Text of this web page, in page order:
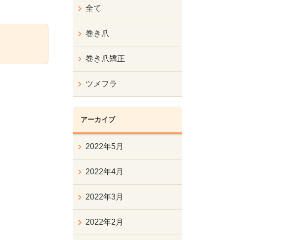
全て
巻き爪
巻き爪矯正
ツメフラ
アーカイブ
2022年5月
2022年4月
2022年3月
2022年2月